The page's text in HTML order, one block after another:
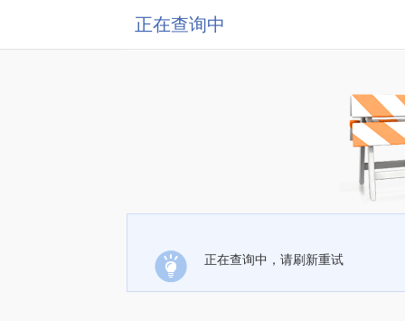
正在查询中
正在查询中，请刷新重试